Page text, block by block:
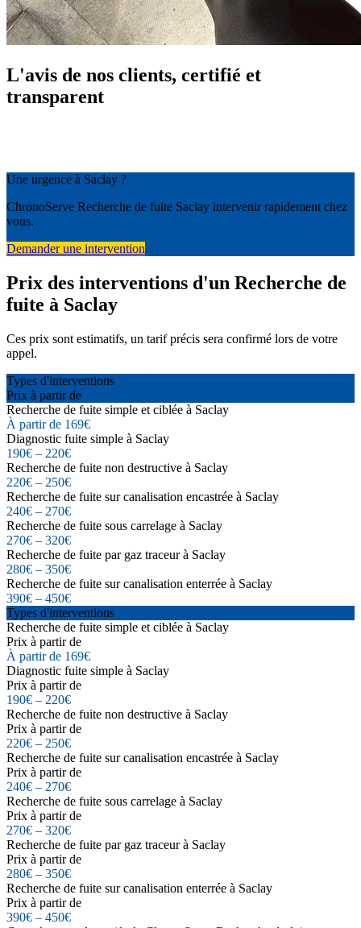
L'avis de nos clients, certifié et
transparent
Une urgence à Saclay ?
ChronoServe Recherche de fuite Saclay intervenir rapidement chez
vous.
Demander une intervention
Prix des interventions d'un Recherche de
fuite à Saclay
Ces prix sont estimatifs, un tarif précis sera confirmé lors de votre
appel.
Types d'interventions
Prix à partir de
Recherche de fuite simple et ciblée à Saclay
À partir de 169€
Diagnostic fuite simple à Saclay
190€ – 220€
Recherche de fuite non destructive à Saclay
220€ – 250€
Recherche de fuite sur canalisation encastrée à Saclay
240€ – 270€
Recherche de fuite sous carrelage à Saclay
270€ – 320€
Recherche de fuite par gaz traceur à Saclay
280€ – 350€
Recherche de fuite sur canalisation enterrée à Saclay
390€ – 450€
Types d'interventions
Recherche de fuite simple et ciblée à Saclay
Prix à partir de
À partir de 169€
Diagnostic fuite simple à Saclay
Prix à partir de
190€ – 220€
Recherche de fuite non destructive à Saclay
Prix à partir de
220€ – 250€
Recherche de fuite sur canalisation encastrée à Saclay
Prix à partir de
240€ – 270€
Recherche de fuite sous carrelage à Saclay
Prix à partir de
270€ – 320€
Recherche de fuite par gaz traceur à Saclay
Prix à partir de
280€ – 350€
Recherche de fuite sur canalisation enterrée à Saclay
Prix à partir de
390€ – 450€